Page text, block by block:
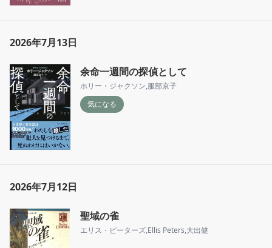
2026年7月13日
余命一週間の探偵として
ホリー・ジャクソン,服部京子
気になる
2026年7月12日
聖域の雀
エリス・ピーターズ,Ellis Peters,大出健